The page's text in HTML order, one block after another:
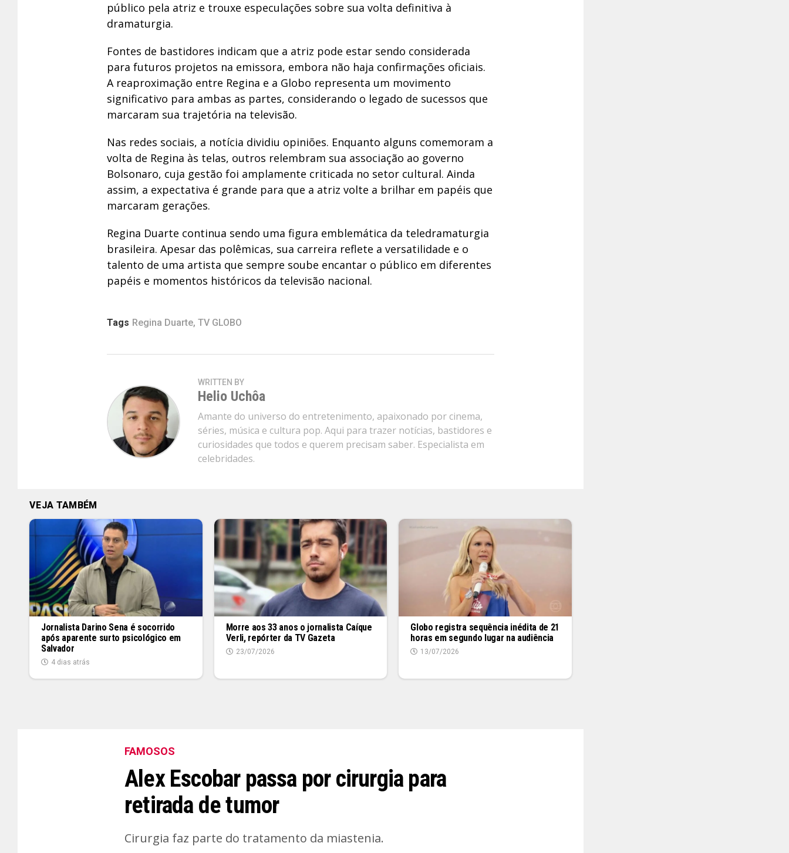
público pela atriz e trouxe especulações sobre sua volta definitiva à
dramaturgia.
Fontes de bastidores indicam que a atriz pode estar sendo considerada
para futuros projetos na emissora, embora não haja confirmações oficiais.
A reaproximação entre Regina e a Globo representa um movimento
significativo para ambas as partes, considerando o legado de sucessos que
marcaram sua trajetória na televisão.
Nas redes sociais, a notícia dividiu opiniões. Enquanto alguns comemoram a
volta de Regina às telas, outros relembram sua associação ao governo
Bolsonaro, cuja gestão foi amplamente criticada no setor cultural. Ainda
assim, a expectativa é grande para que a atriz volte a brilhar em papéis que
marcaram gerações.
Regina Duarte continua sendo uma figura emblemática da teledramaturgia
brasileira. Apesar das polêmicas, sua carreira reflete a versatilidade e o
talento de uma artista que sempre soube encantar o público em diferentes
papéis e momentos históricos da televisão nacional.
Tags Regina Duarte, TV GLOBO
WRITTEN BY
Helio Uchôa
Amante do universo do entretenimento, apaixonado por cinema,
séries, música e cultura pop. Aqui para trazer notícias, bastidores e
curiosidades que todos e querem precisam saber. Especialista em
celebridades.
VEJA TAMBÉM
Jornalista Darino Sena é socorrido
após aparente surto psicológico em
Salvador
4 dias atrás
Morre aos 33 anos o jornalista Caíque
Verli, repórter da TV Gazeta
23/07/2026
Globo registra sequência inédita de 21
horas em segundo lugar na audiência
13/07/2026
FAMOSOS
Alex Escobar passa por cirurgia para
retirada de tumor
Cirurgia faz parte do tratamento da miastenia.